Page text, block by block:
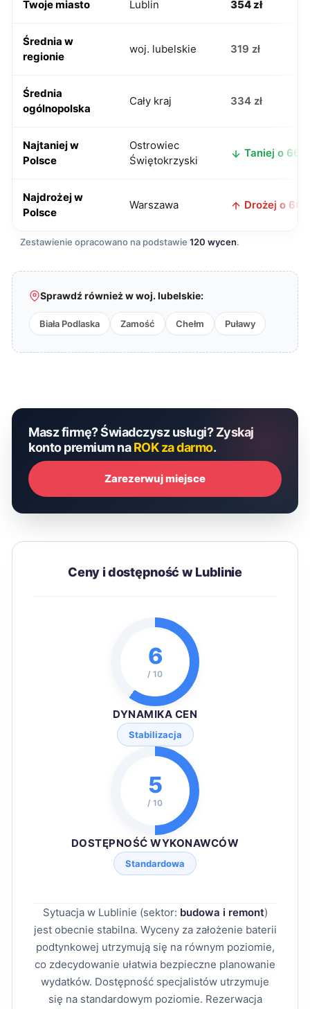
Twoje miasto Lublin 354 zł
Średnia w
regionie
woj. lubelskie 319 zł
Średnia
ogólnopolska
Cały kraj 334 zł
Najtaniej w
Polsce
Ostrowiec
Świętokrzyski
Taniej o 66
Najdrożej w
Polsce
Warszawa Drożej o 66
Zestawienie opracowano na podstawie 120 wycen.
Sprawdź również w woj. lubelskie:
Biała Podlaska Zamość Chełm Puławy
Masz firmę? Świadczysz usługi? Zyskaj
konto premium naROK za darmo.
Zarezerwuj miejsce
Ceny i dostępność w Lublinie
6
/ 10
DYNAMIKA CEN
Stabilizacja
5
/ 10
DOSTĘPNOŚĆ WYKONAWCÓW
Standardowa
Sytuacja w Lublinie (sektor: budowa i remont)
jest obecnie stabilna. Wyceny za założenie baterii
podtynkowej utrzymują się na równym poziomie,
co zdecydowanie ułatwia bezpieczne planowanie
wydatków. Dostępność specjalistów utrzymuje
się na standardowym poziomie. Rezerwacja